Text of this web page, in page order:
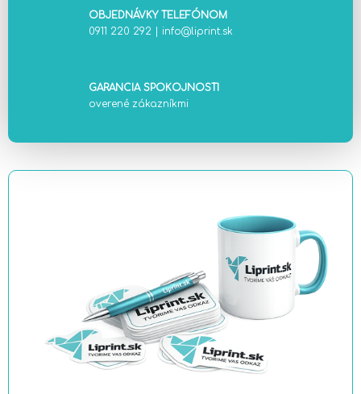
OBJEDNÁVKY TELEFÓNOM
0911 220 292
info@liprint.sk
GARANCIA SPOKOJNOSTI
overené zákazníkmi